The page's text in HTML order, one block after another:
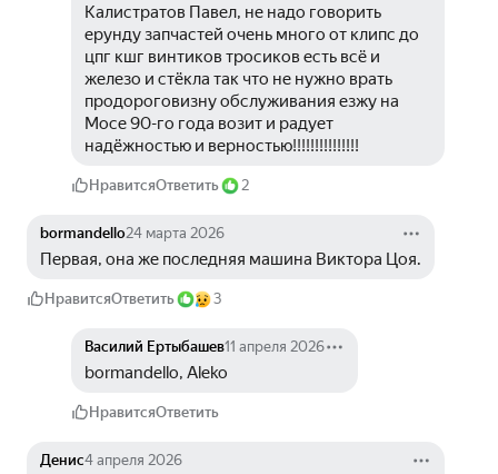
Калистратов Павел, не надо говорить
ерунду запчастей очень много от клипс до
цпг кшг винтиков тросиков есть всё и
железо и стёкла так что не нужно врать
продороговизну обслуживания езжу на
Мосе 90-го года возит и радует
надёжностью и верностью!!!!!!!!!!!!!!!
НравитсяОтветить 2
bormandello24 марта 2026
Первая, она же последняя машина Виктора Цоя.
НравитсяОтветить 3
Василий Ертыбашев11 апреля 2026
bormandello, Aleko
НравитсяОтветить
Денис4 апреля 2026